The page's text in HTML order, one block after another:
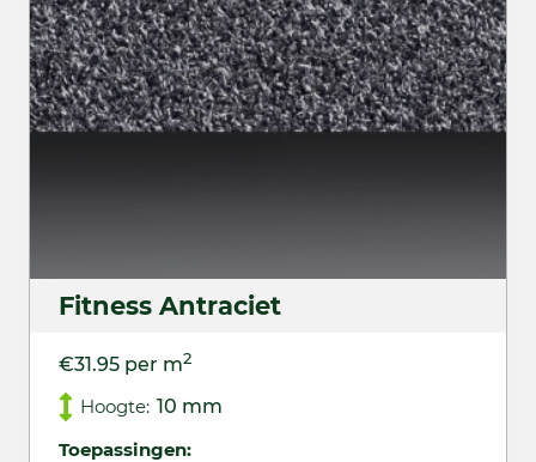
Fitness Antraciet
€31.95 per m2
Hoogte: 10 mm
Toepassingen: